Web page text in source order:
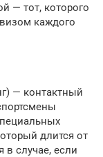
— тот, которого
каждого
— контактный
длится от
в случае, если